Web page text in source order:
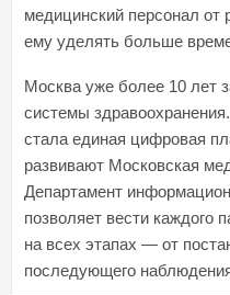
медицинский персонал от
ему уделять больше
Москва уже более 10 лет
системы
стала единая цифровая
развивают Московская
Департамент
позволяет вести каждого
на всех этапах — от
последующего